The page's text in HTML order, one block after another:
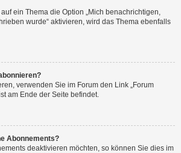
ein Thema die Option „Mich benachrichtigen,
wurde“ aktivieren, wird das Thema ebenfalls
verwenden Sie im Forum den Link „Forum
am Ende der Seite befindet.
Abonnements?
deaktivieren möchten, so können Sie dies im